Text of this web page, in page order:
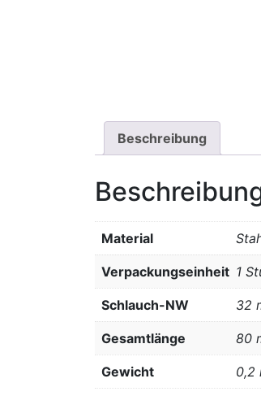
Beschreibung
Material
Verpackungseinheit 1
Schlauch-NW 32
Gesamtlänge 80
Gewicht 0,2